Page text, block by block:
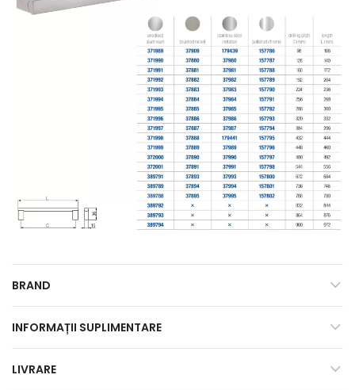
BRAND
INFORMAȚII SUPLIMENTARE
LIVRARE